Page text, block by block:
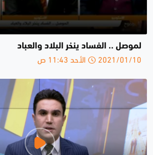
لموصل .. الفساد ينخر البلاد والعباد
2021/01/10 الأحد 11:43 ص